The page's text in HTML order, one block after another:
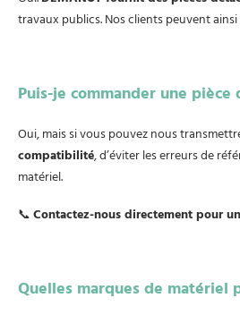
travaux publics. Nos clients peuvent ainsi
Puis-je commander une
Oui, mais si vous pouvez nous
compatibilité, d’éviter les erreurs de
matériel.
📞Contactez-nous directement pour
Quelles marques de matériel